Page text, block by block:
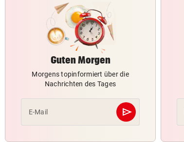
Guten Morgen
Morgens topinformiert über die
Nachrichten des Tages
E-Mail send
Abschicken